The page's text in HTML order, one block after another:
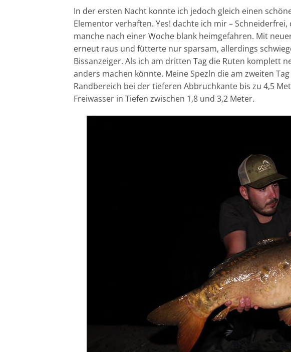
In der ersten Nacht konnte ich jedoch gleich einen
Elementor verhaften. Yes! dachte ich mir –
manche nach einer Woche blank heimgefahren. Mit
erneut raus und fütterte nur sparsam, allerdings
Bissanzeiger. Als ich am dritten Tag die Ruten komplett
anders machen könnte. Meine Spezln die am zweiten
Randbereich bei der tieferen Abbruchkante bis zu 4,5
Freiwasser in Tiefen zwischen 1,8 und 3,2 Meter.